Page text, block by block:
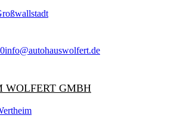
info@autohauswolfert.de
WOLFERT GMBH